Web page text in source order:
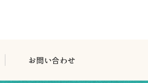
お問い合わせ